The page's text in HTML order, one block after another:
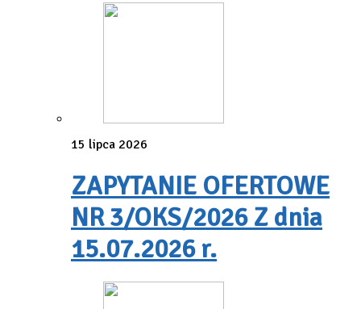
15 lipca 2026
ZAPYTANIE OFERTOWE
NR 3/OKS/2026 Z dnia
15.07.2026 r.